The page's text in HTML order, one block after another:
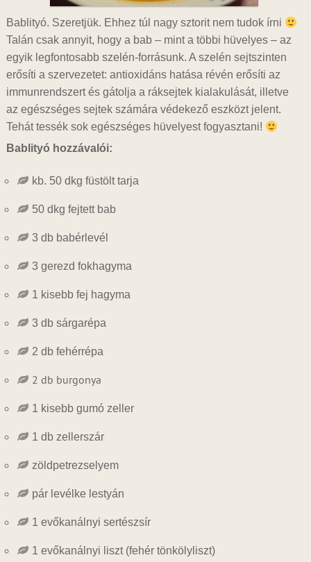
Bablityó. Szeretjük. Ehhez túl nagy sztorit nem tudok írni
Talán csak annyit, hogy a bab – mint a többi hüvelyes – az
egyik legfontosabb szelén-forrásunk. A szelén sejtszinten
erősíti a szervezetet: antioxidáns hatása révén erősíti az
immunrendszert és gátolja a ráksejtek kialakulását, illetve
az egészséges sejtek számára védekező eszközt jelent.
Tehát tessék sok egészséges hüvelyest fogyasztani!
Bablityó hozzávalói:
kb. 50 dkg füstölt tarja
50 dkg fejtett bab
3 db babérlevél
3 gerezd fokhagyma
1 kisebb fej hagyma
3 db sárgarépa
2 db fehérrépa
2 db burgonya
1 kisebb gumó zeller
1 db zellerszár
zöldpetrezselyem
pár levélke lestyán
1 evőkanálnyi sertészsír
1 evőkanálnyi liszt (fehér tönkölyliszt)